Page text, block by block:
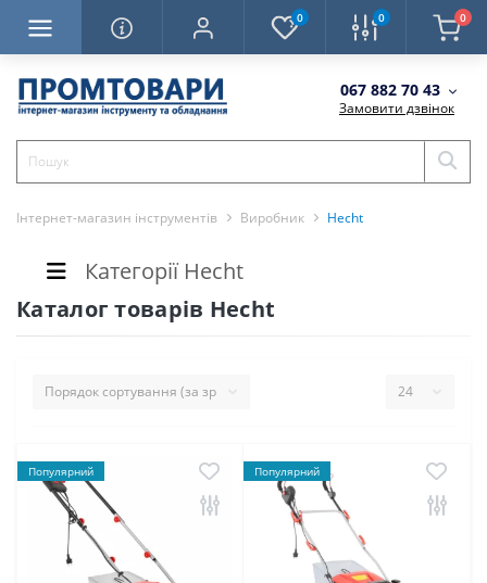
0 0 0
067 882 70 43
Замовити дзвінок
Інтернет-магазин інструментів Виробник Hecht
Категорії Hecht
Каталог товарів Hecht
Популярний Популярний